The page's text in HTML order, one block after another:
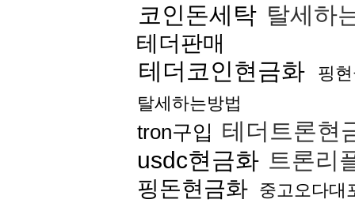
코인돈세탁 탈세하
테더판매
테더코인현금화
핑
탈세하는방법
tron구입 테더트론현
usdc현금화 트론리
핑돈현금화 중고오다대